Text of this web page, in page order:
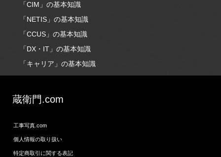
「CIM」の基本知識
「NETIS」の基本知識
「CCUS」の基本知識
「DX・IT」の基本知識
「キャリア」の基本知識
蔵衛門.com
工事写真.com
個人情報の取り扱い
特定商取引に関する表記